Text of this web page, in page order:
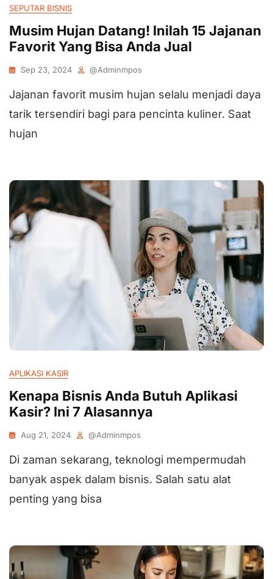
SEPUTAR BISNIS
Musim Hujan Datang! Inilah 15 Jajanan
Favorit Yang Bisa Anda Jual
Sep 23, 2024 @adminmpos
Jajanan favorit musim hujan selalu menjadi daya
tarik tersendiri bagi para pencinta kuliner. Saat
hujan
APLIKASI KASIR
Kenapa Bisnis Anda Butuh Aplikasi
Kasir? Ini 7 Alasannya
Aug 21, 2024 @adminmpos
Di zaman sekarang, teknologi mempermudah
banyak aspek dalam bisnis. Salah satu alat
penting yang bisa